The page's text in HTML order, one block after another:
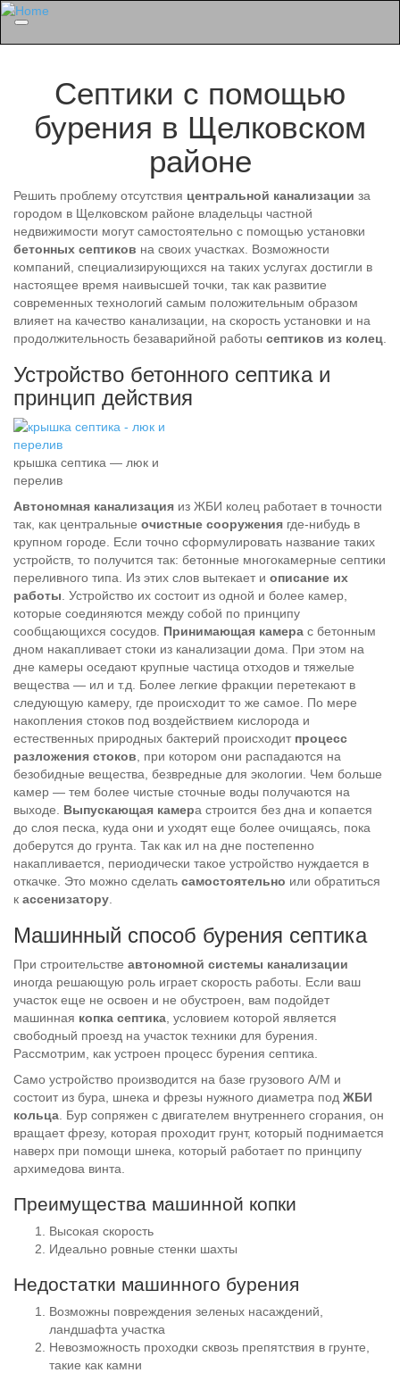
Септики с помощью
бурения в Щелковском
районе
Решить проблему отсутствия центральной канализации за
городом в Щелковском районе владельцы частной
недвижимости могут самостоятельно с помощью установки
бетонных септиков на своих участках. Возможности
компаний, специализирующихся на таких услугах достигли в
настоящее время наивысшей точки, так как развитие
современных технологий самым положительным образом
влияет на качество канализации, на скорость установки и на
продолжительность безаварийной работы септиков из колец
Устройство бетонного септика и
принцип действия
крышка септика — люк и
перелив
Автономная канализация из ЖБИ колец работает в точности
так, как центральные очистные сооружения где-нибудь в
крупном городе. Если точно сформулировать название таких
устройств, то получится так: бетонные многокамерные септики
переливного типа. Из этих слов вытекает и описание их
работы . Устройство их состоит из одной и более камер,
которые соединяются между собой по принципу
сообщающихся сосудов. Принимающая камера с бетонным
дном накапливает стоки из канализации дома. При этом на
дне камеры оседают крупные частица отходов и тяжелые
вещества — ил и т.д. Более легкие фракции перетекают в
следующую камеру, где происходит то же самое. По мере
накопления стоков под воздействием кислорода и
естественных природных бактерий происходитпроцесс
разложения стоков , при котором они распадаются на
безобидные вещества, безвредные для экологии. Чем больше
камер — тем более чистые сточные воды получаются на
выходе. Выпускающая камера строится без дна и копается
до слоя песка, куда они и уходят еще более очищаясь, пока
доберутся до грунта. Так как ил на дне постепенно
накапливается, периодически такое устройство нуждается в
откачке. Это можно сделать самостоятельно или обратиться
к ассенизатору
Машинный способ бурения септика
При строительстве автономной системы канализации
иногда решающую роль играет скорость работы. Если ваш
участок еще не освоен и не обустроен, вам подойдет
машинная копка септика , условием которой является
свободный проезд на участок техники для бурения.
Рассмотрим, как устроен процесс бурения септика.
Само устройство производится на базе грузового А/М и
состоит из бура, шнека и фрезы нужного диаметра под ЖБИ
кольца . Бур сопряжен с двигателем внутреннего сгорания, он
вращает фрезу, которая проходит грунт, который поднимается
наверх при помощи шнека, который работает по принципу
архимедова винта.
Преимущества машинной копки
Высокая скорость
Идеально ровные стенки шахты
Недостатки машинного бурения
Возможны повреждения зеленых насаждений,
ландшафта участка
Невозможность проходки сквозь препятствия в грунте,
такие как камни